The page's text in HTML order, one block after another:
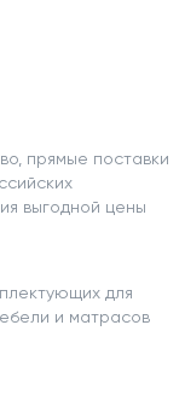
прямые поставки
выгодной цены
для
и матрасов